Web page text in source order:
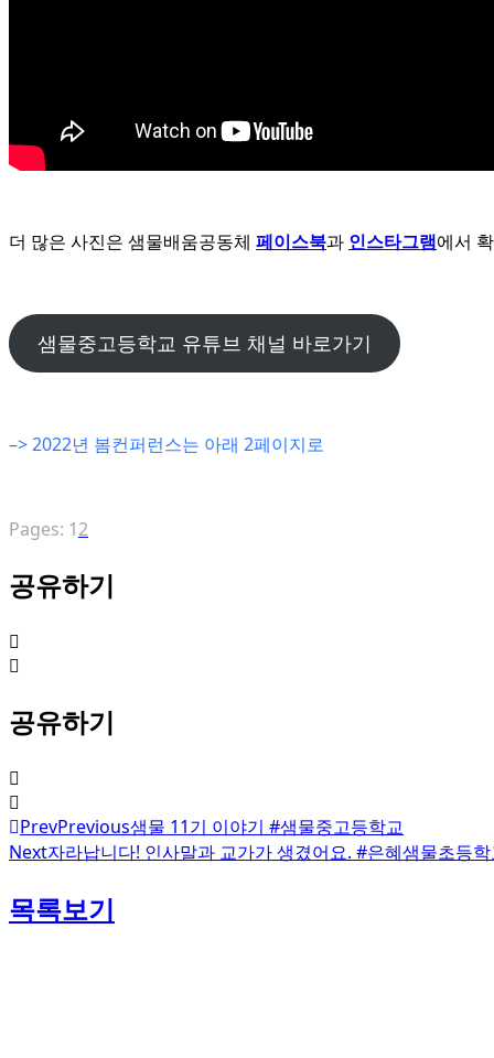
더 많은 사진은 샘물배움공동체 페이스북과 인스타그램에서
샘물중고등학교 유튜브 채널 바로가기
–> 2022년 봄컨퍼런스는 아래 2페이지로
Pages: Page
1,Page
2
공유하기
공유하기
PrevPrevious샘물 11기 이야기 #샘물중고등학교
Next자라납니다! 인사말과 교가가 생겼어요. #은혜샘물초등
목록보기